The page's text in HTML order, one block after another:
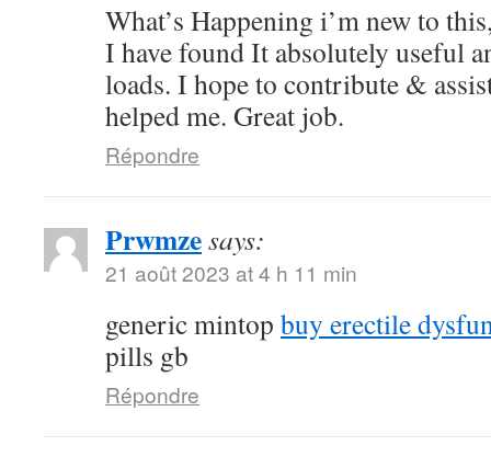
What’s Happening i’m new to
I have found It absolutely useful
loads. I hope to contribute &
helped me. Great job.
Répondre
Prwmzesays:
21 août 2023 at 4 h 11 min
generic mintop buy erectile
pills gb
Répondre